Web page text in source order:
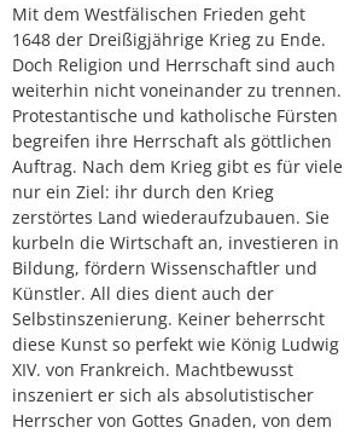
Mit dem Westfälischen Frieden geht
1648 der Dreißigjährige Krieg zu Ende.
Doch Religion und Herrschaft sind auch
weiterhin nicht voneinander zu trennen.
Protestantische und katholische Fürsten
begreifen ihre Herrschaft als göttlichen
Auftrag. Nach dem Krieg gibt es für viele
nur ein Ziel: ihr durch den Krieg
zerstörtes Land wiederaufzubauen. Sie
kurbeln die Wirtschaft an, investieren in
Bildung, fördern Wissenschaftler und
Künstler. All dies dient auch der
Selbstinszenierung. Keiner beherrscht
diese Kunst so perfekt wie König Ludwig
XIV. von Frankreich. Machtbewusst
inszeniert er sich als absolutistischer
Herrscher von Gottes Gnaden, von dem